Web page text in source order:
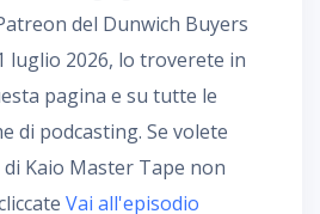
del Dunwich Buyers
luglio 2026, lo troverete in
pagina e su tutte le
di podcasting. Se volete
Kaio Master Tape non
Vai all'episodio